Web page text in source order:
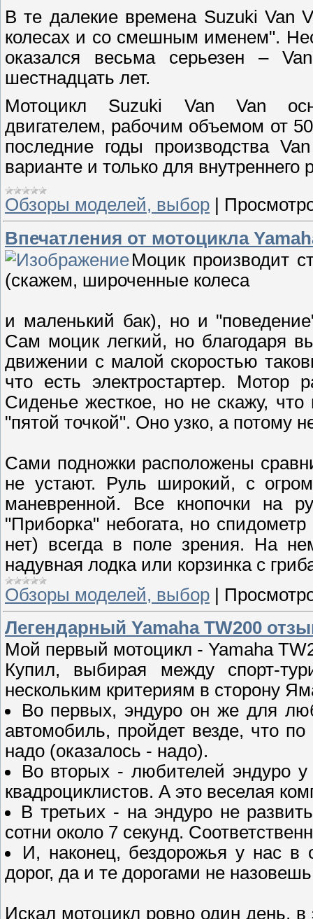
В те далекие времена Suzuki Van
колесах и со смешным именем".
оказался весьма серьезен –
шестнадцать лет.
Мотоцикл Suzuki Van Van
двигателем, рабочим объемом от
последние годы производства
варианте и только для внутреннего
Обзоры моделей, выбор |
Впечатления от мотоцикла
Моцик производит
(скажем, широченные колеса
и маленький бак), но и
Сам моцик легкий, но благодаря
движении с малой скоростью
что есть электростартер. Мотор
Сиденье жесткое, но не скажу,
"пятой точкой". Оно узко, а потому
Сами подножки расположены
не устают. Руль широкий, с
маневренной. Все кнопочки на
"Приборка" небогата, но
нет) всегда в поле зрения. На
надувная лодка или корзинка с
Обзоры моделей, выбор |
Легендарный Yamaha TW200
Мой первый мотоцикл - Yamaha
Купил, выбирая между спорт-
нескольким критериям в сторону
Во первых, эндуро он же для
автомобиль, пройдет везде, что
надо (оказалось - надо).
Во вторых - любителей эндуро
квадроциклистов. А это веселая
В третьих - на эндуро не
сотни около 7 секунд.
И, наконец, бездорожья у нас в
дорог, да и те дорогами не
Искал мотоцикл ровно один день, в